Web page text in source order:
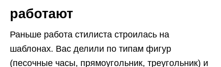
работают
Раньше работа стилиста строилась на
шаблонах. Вас делили по типам фигур
(песочные часы, прямоугольник, треугольник) и